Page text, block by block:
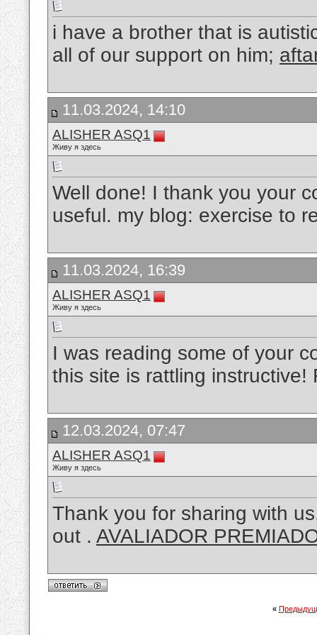
i have a brother that is
all of our support on him;
11.03.2024, 14:10
ALISHER ASQ1
Живу я здесь
Well done! I thank you your
useful. my blog: exercise to
11.03.2024, 16:39
ALISHER ASQ1
Живу я здесь
I was reading some of your
this site is rattling
12.03.2024, 07:47
ALISHER ASQ1
Живу я здесь
Thank you for sharing with
out . AVALIADOR
«